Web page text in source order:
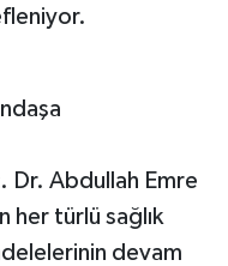
Dr. Abdullah Emre
her türlü sağlık
devam